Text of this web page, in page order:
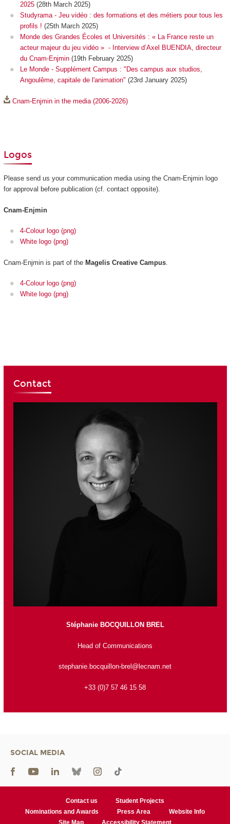
2025 (28th March 2025)
Studyrama - Jeu vidéo : des formations et des métiers pour tous les
profils ! (25th March 2025)
Monde des Grandes Écoles et Universités : « La France reste un
acteur majeur du jeu vidéo » - Interview d’Axel BUENDIA, directeur
du Cnam-Enjmin (19th February 2025)
Le Monde - Supplément Campus : "Des campus aux studios,
Angoulême, capitale de l'animation" (23rd January 2025)
Cnam-Enjmin in the media (2006-2026)
Logos
Please send us your communication media using the Cnam-Enjmin logo
for approval before publication (cf. contact opposite).
Cnam-Enjmin
4-Colour logo (png)
White logo (png)
Cnam-Enjmin is part of the Magelis Creative Campus.
4-Colour logo (png)
White logo (png)
Contact
Stéphanie BOCQUILLON BREL
Head of Communications
stephanie.bocquillon-brel@lecnam.net
+33 (0)7 57 46 15 58
SOCIAL MEDIA
Contact us
Student Projects
Nominations and Awards
Press Area
Website Info